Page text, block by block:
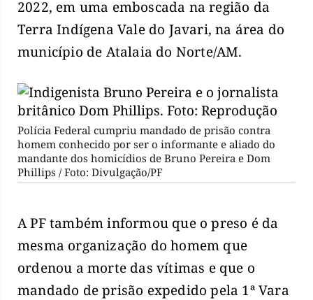
2022, em uma emboscada na região da
Terra Indígena Vale do Javari, na área do
município de Atalaia do Norte/AM.
Polícia Federal cumpriu mandado de prisão contra
homem conhecido por ser o informante e aliado do
mandante dos homicídios de Bruno Pereira e Dom
Phillips / Foto: Divulgação/PF
A PF também informou que o preso é da
mesma organização do homem que
ordenou a morte das vítimas e que o
mandado de prisão expedido pela 1ª Vara